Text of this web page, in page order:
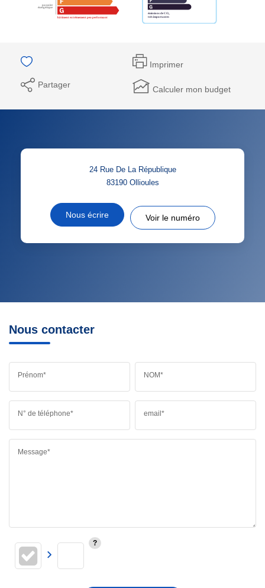
Imprimer
Partager Calculer mon budget
24 Rue De La République
83190 Ollioules
Nous écrire Voir le numéro
Nous contacter
Prénom* NOM*
N° de téléphone* email*
Message*